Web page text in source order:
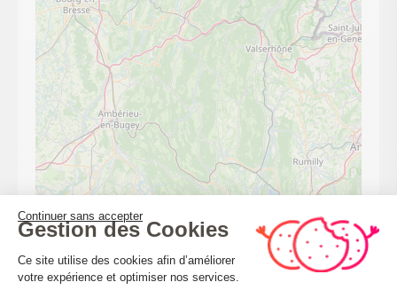
CALCULER MON ITINÉRAIRE
Continuer sans accepter
Gestion des Cookies
Plateforme de Gestion du
Ce site utilise des cookies afin d’améliorer
votre expérience et optimiser nos services.